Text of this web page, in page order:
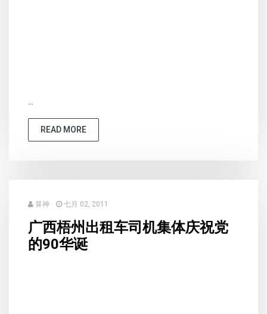
...
READ MORE
算神 七月 02, 2011
广西梧州出租车司机集体庆祝党
的90华诞